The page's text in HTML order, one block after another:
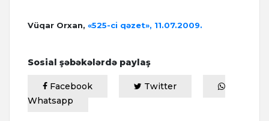
Vüqar Orxan, «525-ci qəzet», 11.07.2009.
Sosial şəbəkələrdə paylaş
Facebook
Twitter
Whatsapp